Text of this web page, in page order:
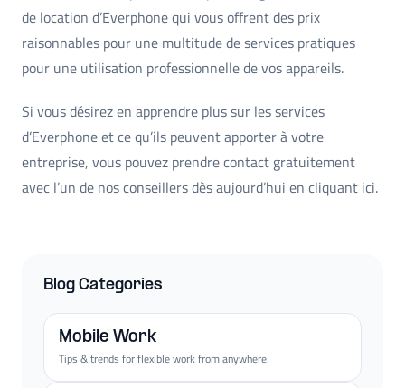
de location d’Everphone qui vous offrent des prix
raisonnables pour une multitude de services pratiques
pour une utilisation professionnelle de vos appareils.
Si vous désirez en apprendre plus sur les services
d’Everphone et ce qu’ils peuvent apporter à votre
entreprise, vous pouvez prendre contact gratuitement
avec l’un de nos conseillers dès aujourd’hui en cliquant ici.
Blog Categories
Mobile Work
Tips & trends for flexible work from anywhere.